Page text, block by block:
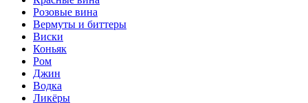
Розовые вина
Вермуты и биттеры
Виски
Коньяк
Ром
Джин
Водка
Ликёры